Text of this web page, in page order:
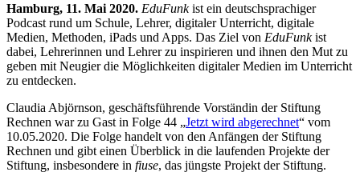
Hamburg, 11. Mai 2020. EduFunkist ein deutschsprachiger
Podcast rund um Schule, Lehrer, digitaler Unterricht, digitale
Medien, Methoden, iPads und Apps. Das Ziel von EduFunkist
dabei, Lehrerinnen und Lehrer zu inspirieren und ihnen den Mut zu
geben mit Neugier die Möglichkeiten digitaler Medien im Unterricht
zu entdecken.
Claudia Abjörnson, geschäftsführende Vorständin der Stiftung
Rechnen war zu Gast in Folge 44 „Jetzt wird abgerechnet“ vom
10.05.2020. Die Folge handelt von den Anfängen der Stiftung
Rechnen und gibt einen Überblick in die laufenden Projekte der
Stiftung, insbesondere in fiuse, das jüngste Projekt der Stiftung.